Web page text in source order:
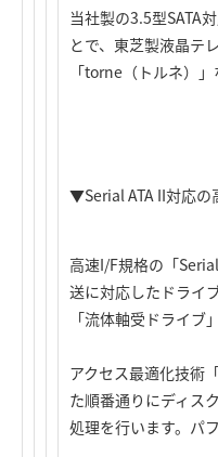
当社製の3.5型SATA
とで、東芝製液晶テ
「torne（トルネ）
▼Serial ATA II対応の
高速I/F規格の「
送に対応したドライ
「流体軸受ドライ
アクセス最適化技術
た順番通りにディス
処理を行います。パ